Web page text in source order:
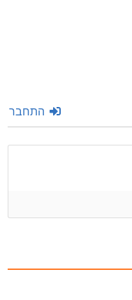
התחבר